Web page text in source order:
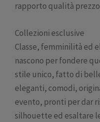
rapporto qualità
Collezioni esclusive
Classe, femminilità ed
nascono per fondere
stile unico, fatto di
eleganti, comodi,
evento, pronti per dar
silhouette ed esaltare